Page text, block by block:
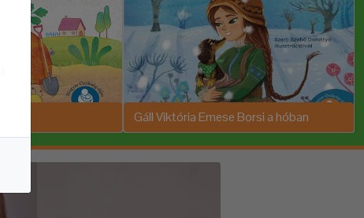
Gáll Viktória Emese Borsi a hóban